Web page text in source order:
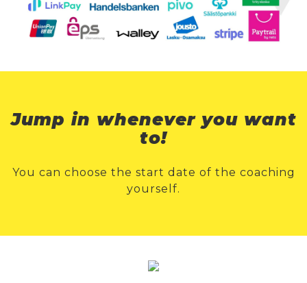
Jump in whenever you want
to!
You can choose the start date of the coaching
yourself.